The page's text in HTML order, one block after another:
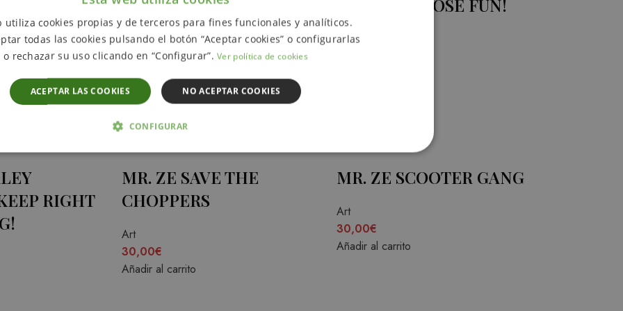
HAND VII
Art
40,00€
Añadir al carrito
MR. ZE CHOOSE FUN!
Art
RIGHT
MR. ZE SAVE THE
CHOPPERS
Art
30,00€
Añadir al carrito
MR. ZE SCOOTER GANG
Art
30,00€
Añadir al carrito
utiliza cookies propias y de terceros para fines funcionales y analíticos.
todas las cookies pulsando el botón “Aceptar cookies” o configurarlas
o rechazar su uso clicando en “Configurar”. Ver política de cookies
ACEPTAR LAS COOKIES NO ACEPTAR COOKIES
CONFIGURAR
ANALÍTICA Y MEDICIÓN ORIENTACIÓN
Analítica y medición
permiten la funcionalidad central del sitio web, como el inicio de sesión del usuario y la administración de
utilizarse correctamente sin las cookies estrictamente necesarias.